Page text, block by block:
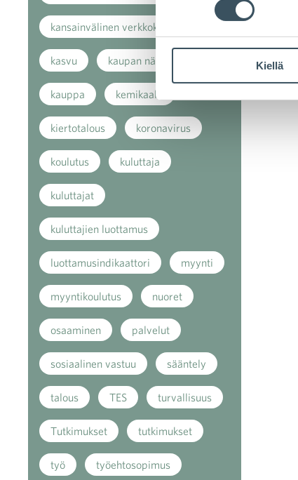
Kiellä
kansainvälinen verkkokauppa
kasvu kaupan näkymät
kauppa kemikaalit
kiertotalous koronavirus
koulutus kuluttaja
kuluttajat
kuluttajien luottamus
luottamusindikaattori myynti
myyntikoulutus nuoret
osaaminen palvelut
sosiaalinen vastuu sääntely
talous TES turvallisuus
Tutkimukset tutkimukset
työ työehtosopimus